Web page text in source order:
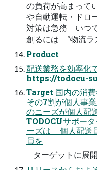
の負荷が高まって
や自動運転・ドロ
対策は急務 いつ
創るには “物流ラ
Product
配送業務を効率化
https://todocu-
Target 国内の消
その7割が個人事
のニーズが個人配
TODOCUサポー
ーズは 個人配送
員を
ターゲットに展開